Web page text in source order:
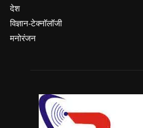
देश
विज्ञान-टेक्नॉलॉजी
मनोरंजन